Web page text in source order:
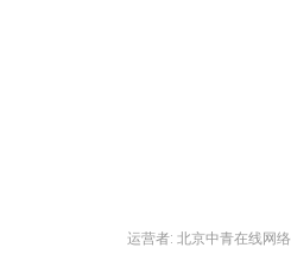
运营者: 北京中青在线网